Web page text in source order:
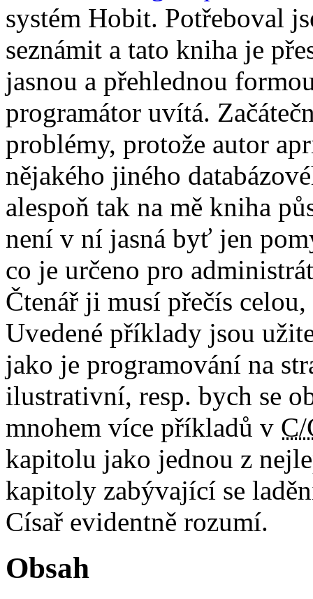
systém Hobit. Potřeboval
seznámit a tato kniha je
jasnou a přehlednou
programátor uvítá.
problémy, protože autor
nějakého jiného
alespoň tak na mě kniha
není v ní jasná byť jen
co je určeno pro
Čtenář ji musí přečís
Uvedené příklady jsou
jako je programování na
ilustrativní, resp. bych se
mnohem více příkladů v
kapitolu jako jednou z
kapitoly zabývající se
Císař evidentně rozumí.
Obsah